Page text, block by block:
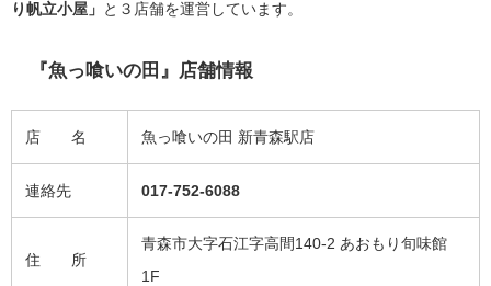
り帆立小屋」 と３店舗を運営しています。
『魚っ喰いの田』店舗情報
店 名 魚っ喰いの田 新青森駅店
連絡先 017-752-6088
住 所
青森市大字石江字高間140-2 あおもり旬味館
1F